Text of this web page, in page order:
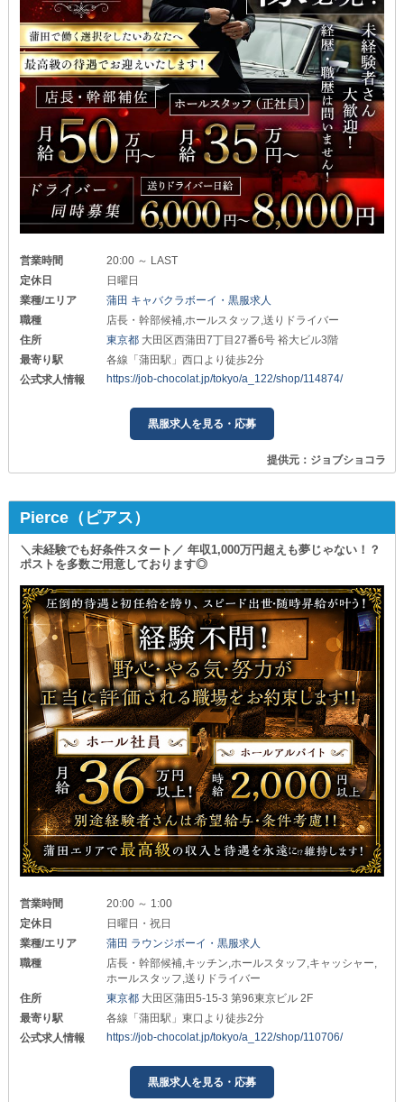
営業時間
20:00 ～ LAST
定休日
日曜日
業種/エリア
蒲田 キャバクラボーイ・黒服求人
職種
店長・幹部候補,ホールスタッフ,送りドライバー
住所
東京都 大田区西蒲田7丁目27番6号 裕大ビル3階
最寄り駅
各線「蒲田駅」西口より徒歩2分
公式求人情報
https://job-chocolat.jp/tokyo/a_122/shop/114874/
黒服求人を見る・応募
提供元：ジョブショコラ
Pierce（ピアス）
＼未経験でも好条件スタート／ 年収1,000万円超えも夢じゃない！？
ポストを多数ご用意しております◎
営業時間
20:00 ～ 1:00
定休日
日曜日・祝日
業種/エリア
蒲田 ラウンジボーイ・黒服求人
職種
店長・幹部候補,キッチン,ホールスタッフ,キャッシャー,
ホールスタッフ,送りドライバー
住所
東京都 大田区蒲田5-15-3 第96東京ビル 2F
最寄り駅
各線「蒲田駅」東口より徒歩2分
公式求人情報
https://job-chocolat.jp/tokyo/a_122/shop/110706/
黒服求人を見る・応募